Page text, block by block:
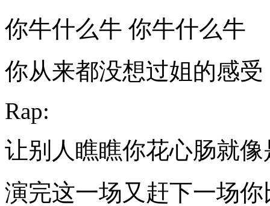
你牛什么牛 你牛什么牛
你从来都没想过姐的感受
Rap:
让别人瞧瞧你花心肠就
演完这一场又赶下一场